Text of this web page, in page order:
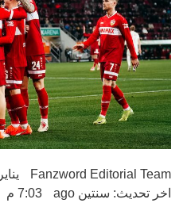
Fanzword Editorial Team
يناير 12, 2025
اخر تحديث: سنتين ago
7:03 م